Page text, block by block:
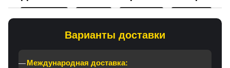
Варианты доставки
Международная доставка: